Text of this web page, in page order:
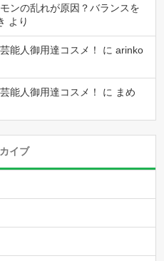
ンの乱れが原因？バランスを
より
能人御用達コスメ！ にarinko
能人御用達コスメ！ に まめ
イブ